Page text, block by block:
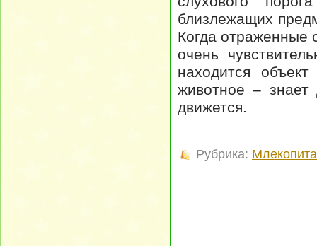
близлежащих
Когда отраженные
очень
находится
животное – знает
движется.
Рубрика: